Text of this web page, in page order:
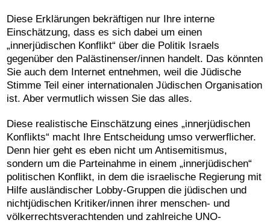
Diese Erklärungen bekräftigen nur Ihre interne
Einschätzung, dass es sich dabei um einen
„innerjüdischen Konflikt“ über die Politik Israels
gegenüber den Palästinenser/innen handelt. Das könnten
Sie auch dem Internet entnehmen, weil dieJüdische
Stimme Teil einer internationalen Jüdischen Organisation
ist. Aber vermutlich wissen Sie das alles.
Diese realistische Einschätzung eines „innerjüdischen
Konflikts“ macht Ihre Entscheidung umso verwerflicher.
Denn hier geht es eben nicht um Antisemitismus,
sondern um die Parteinahme in einem „innerjüdischen“
politischen Konflikt, in dem die israelische Regierung mit
Hilfe ausländischer Lobby-Gruppen die jüdischen und
nichtjüdischen Kritiker/innen ihrer menschen- und
völkerrechtsverachtenden und zahlreiche UNO-